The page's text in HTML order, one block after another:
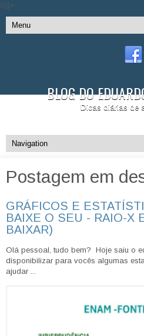
//]]>
BLOG DO
Dicas diárias de
Postagem em
GRÁFICOS E
BAIXE O SEU - RAIO-X
BAIXAR)
Olá pessoal, tudo bem? Hoje saiu o
disponibilizar para vocês algumas
ajudar ...